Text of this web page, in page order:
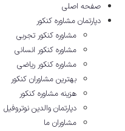
صفحه اصلی
دپارتمان مشاوره کنکور
مشاوره کنکور تجربی
مشاوره کنکور انسانی
مشاوره کنکور ریاضی
بهترین مشاوران کنکور
هزینه مشاوره کنکور
دپارتمان والدین نوتروفیل
مشاوران ما